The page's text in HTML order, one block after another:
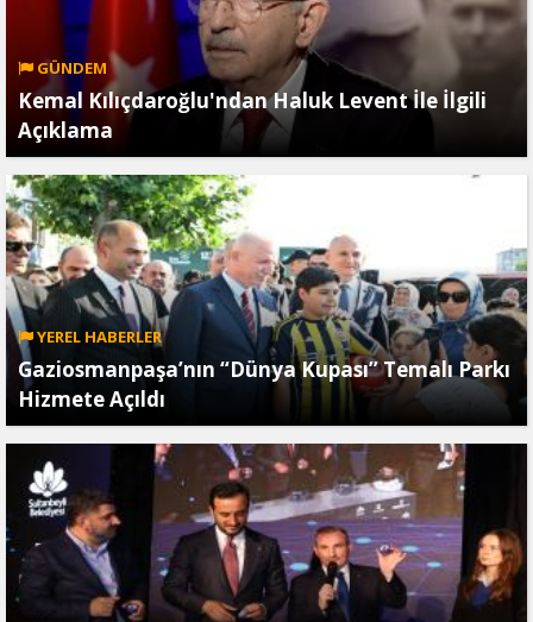
GÜNDEM
Kemal Kılıçdaroğlu'ndan Haluk Levent İle İlgili
Açıklama
YEREL HABERLER
Gaziosmanpaşa’nın “Dünya Kupası” Temalı Parkı
Hizmete Açıldı